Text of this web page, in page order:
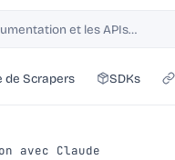
et les APIs…
de Scrapers SDKs
avec Claude